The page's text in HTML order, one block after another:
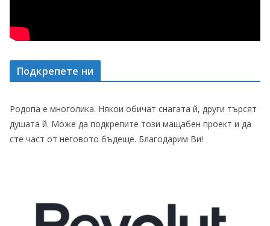
Подкрепете ни
Родопа е многолика. Някои обичат снагата й, други търсят
душата й. Може да подкрепите този мащабен проект и да
сте част от неговото бъдеще. Благодарим Ви!